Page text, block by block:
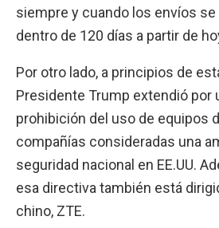
siempre y cuando los envíos se
dentro de 120 días a partir de
Por otro lado, a principios de
Presidente Trump extendió por
prohibición del uso de equipos
compañías consideradas una
seguridad nacional en EE.UU.
esa directiva también está
chino, ZTE.